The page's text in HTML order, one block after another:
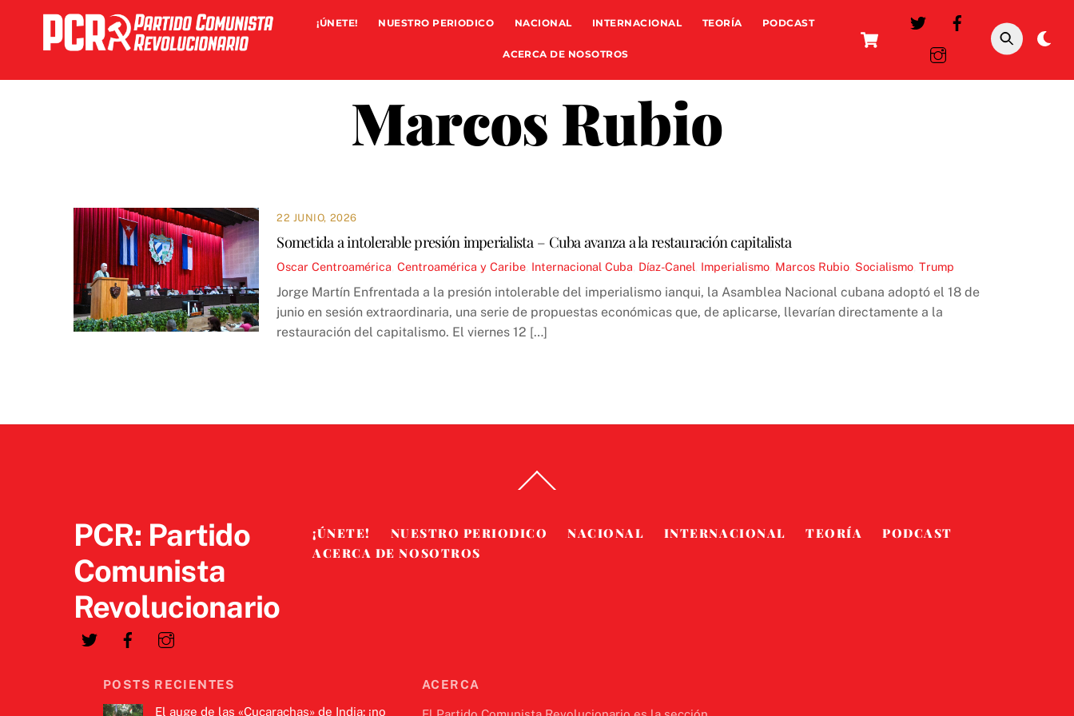
content
Cart
¡ÚNETE! NUESTRO PERIODICO NACIONAL INTERNACIONAL TEORÍA PODCAST
ACERCA DE NOSOTROS
Marcos Rubio
22 JUNIO, 2026
Sometida a intolerable presión imperialista – Cuba avanza a la restauración capitalista
Oscar Centroamérica ,Centroamérica y Caribe Internacional Cuba Díaz-Canel Imperialismo Marcos Rubio Socialismo ,Trump
Jorge Martín Enfrentada a la presión intolerable del imperialismo ianqui, la Asamblea Nacional cubana adoptó el 18 de
junio en sesión extraordinaria, una serie de propuestas económicas que, de aplicarse, llevarían directamente a la
restauración del capitalismo. El viernes 12 […]
To
PCR: Partido
Comunista
Revolucionario
¡ÚNETE! NUESTRO PERIODICO NACIONAL INTERNACIONAL TEORÍA
PODCAST
ACERCA DE NOSOTROS
POSTS RECIENTES
El auge de las «Cucarachas» de India: ¡no
ACERCA